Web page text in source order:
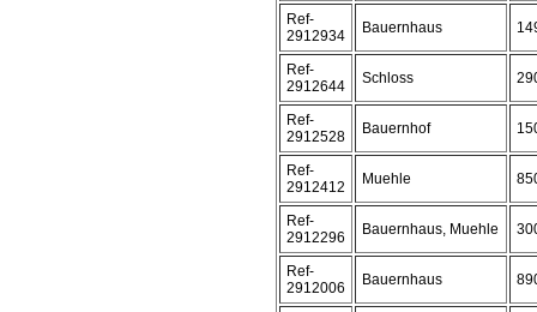
Ref-
2912934
Bauernhaus
Ref-
2912644
Schloss
Ref-
2912528
Bauernhof
Ref-
2912412
Muehle
Ref-
2912296
Bauernhaus, Muehle
Ref-
2912006
Bauernhaus